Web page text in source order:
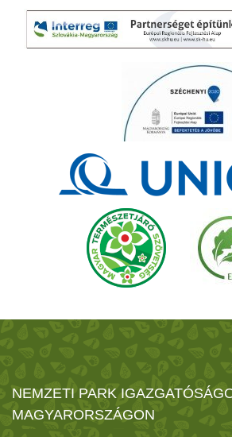
NEMZETI PARK
MAGYARORSZÁGON